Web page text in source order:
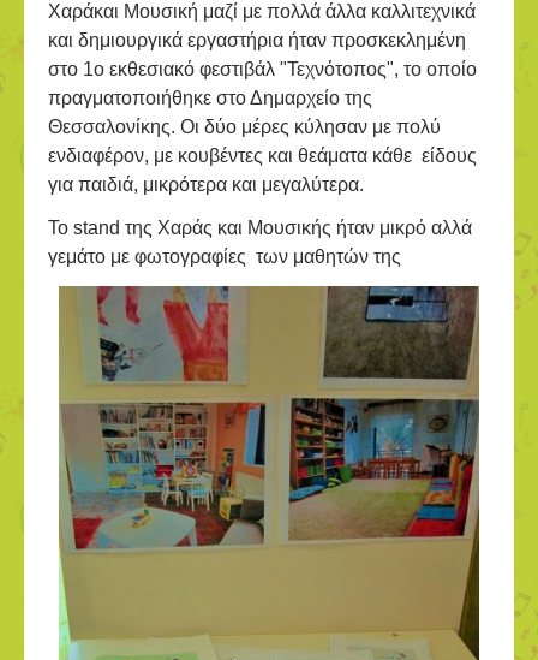
Χαράκαι Μουσική μαζί με πολλά άλλα καλλιτεχνικά
και δημιουργικά εργαστήρια ήταν προσκεκλημένη
στο 1ο εκθεσιακό φεστιβάλ "Τεχνότοπος", το οποίο
πραγματοποιήθηκε στο Δημαρχείο της
Θεσσαλονίκης. Οι δύο μέρες κύλησαν με πολύ
ενδιαφέρον, με κουβέντες και θεάματα κάθε είδους
για παιδιά, μικρότερα και μεγαλύτερα.
Το stand της Χαράς και Μουσικής ήταν μικρό αλλά
γεμάτο με φωτογραφίες των μαθητών της